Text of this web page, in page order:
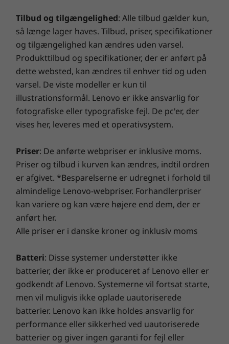
De termiske funktioner på ThinkPad X1 Yoga
Gen 6 er konstrueret med dobbeltventilatorer
og udluftning på bagsiden, der holder
enheden kølig, mens du er arbejder dig varm i
løbet af dagen.
Mål (H x B x D)
14,9 mm x 313 mm x 223 mm x / 0,59" x 12,32" x 8,77"
Vægt
Certificeringer
Energy Star ®
8.0
EPEAT®Gold
Ekstraudstyr: WWAN* 4 x 4 MIMO 5G (LTE CAT20) / 4G
(LTE CAT12)
WLAN: WiFi 6 802.11 AX
®5.1
NFC
* WWAN-tilgængelighed varierer efter område og skal konfigureres på
Porte og stik
2 x Thunderbolt™ 4
2 x USB-A 3.2 generation 1
Hovedtelefon-/mikrofonkombinationsstik
HDMI 2.0
Ekstraudstyr: Nano SIM-port
-Kensington-låseport
massive besparelser på 28 til 80 %. Vores
teknologitroldmænd, der er bevæbnet med Lenovos
banebrydende diagnostiske værktøjer, afslører skjulte
skader og giver dig en garanti med spænding!
Smart Performance
computeroplevelse! Giv din computer flere kræfter, og
få problemfri drift og lynhurtig start. Nyd en hurtigere
tilslutningsmuligheder. Beskyt din it-investering ved
afværge adware, malware og andre trusler med en
forbedret sikkerhedsløsning. Slip potentialet løs på en
spændende virtuel rejse!
Tilbud og tilgængelighed: Alle tilbud gælder kun,
så længe lager haves. Tilbud, priser, specifikationer
og tilgængelighed kan ændres uden varsel.
Produkttilbud og specifikationer, der er anført på
dette websted, kan ændres til enhver tid og uden
varsel. De viste modeller er kun til
illustrationsformål. Lenovo er ikke ansvarlig for
fotografiske eller typografiske fejl. De pc'er, der
vises her, leveres med et operativsystem.
Priser: De anførte webpriser er inklusive moms.
Priser og tilbud i kurven kan ændres, indtil ordren
er afgivet. *Besparelserne er udregnet i forhold til
almindelige Lenovo-webpriser. Forhandlerpriser
kan variere og kan være højere end dem, der er
anført her.
Alle priser er i danske kroner og inklusiv moms
Batteri: Disse systemer understøtter ikke
batterier, der ikke er produceret af Lenovo eller er
godkendt af Lenovo. Systemerne vil fortsat starte,
men vil muligvis ikke oplade uautoriserede
batterier. Lenovo kan ikke holdes ansvarlig for
performance eller sikkerhed ved uautoriserede
batterier og giver ingen garanti for fejl eller